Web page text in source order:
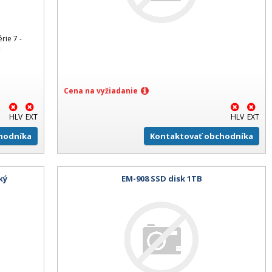
7 -
HLV EXT
Cena na vyžiadanie
HLV EXT
Kontaktovať obchodníka
EM-908 SSD disk 1TB